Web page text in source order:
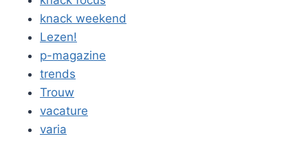
knack weekend
Lezen!
p-magazine
trends
Trouw
vacature
varia